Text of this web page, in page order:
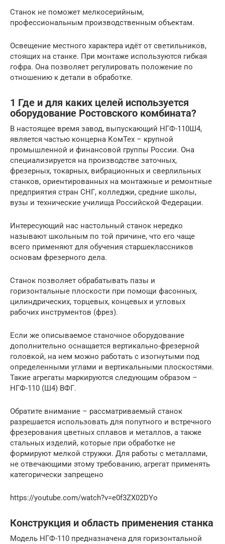
Станок не поможет мелкосерийным,
профессиональным производственным объектам.
Освещение местного характера идёт от светильников,
стоящих на станке. При монтаже используются гибкая
гофра. Она позволяет регулировать положение по
отношению к детали в обработке.
1 Где и для каких целей используется
оборудование Ростовского комбината?
В настоящее время завод, выпускающий НГФ-110Ш4,
является частью концерна КомТех – крупной
промышленной и финансовой группы России. Она
специализируется на производстве заточных,
фрезерных, токарных, вибрационных и сверлильных
станков, ориентированных на монтажные и ремонтные
предприятия стран СНГ, колледжи, средние школы,
вузы и технические училища Российской Федерации.
Интересующий нас настольный станок нередко
называют школьным по той причине, что его чаще
всего применяют для обучения старшеклассников
основам фрезерного дела.
Станок позволяет обрабатывать пазы и
горизонтальные плоскости при помощи фасонных,
цилиндрических, торцевых, концевых и угловых
рабочих инструментов (фрез).
Если же описываемое станочное оборудование
дополнительно оснащается вертикально-фрезерной
головкой, на нем можно работать с изогнутыми под
определенными углами и вертикальными плоскостями.
Такие агрегаты маркируются следующим образом –
НГФ-110 (Ш4) ВФГ.
Обратите внимание – рассматриваемый станок
разрешается использовать для попутного и встречного
фрезерования цветных сплавов и металлов, а также
стальных изделий, которые при обработке не
формируют мелкой стружки. Для работы с металлами,
не отвечающими этому требованию, агрегат применять
категорически запрещено
https://youtube.com/watch?v=e0f3ZX02DYo
Конструкция и область применения станка
Модель НГФ-110 предназначена для горизонтальной